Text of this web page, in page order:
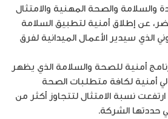
والصحة المهنية والامتثال
عن إطلاق أمنية لتطبيق السلامة
الذي سيدير الأعمال الميدانية لفرق
أمنية للصحة والسلامة الذي يظهر
أمنية لكافة متطلبات الصحة
نسبة الامتثال لتتجاوز أكثر من